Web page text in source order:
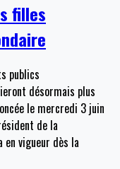
filles
publics
désormais plus
le mercredi 3 juin
de la
en vigueur dès la